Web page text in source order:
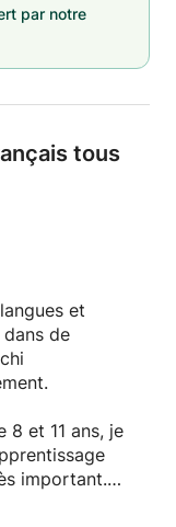
par notre
tous
et
de
8 et 11 ans, je
important.
avec des